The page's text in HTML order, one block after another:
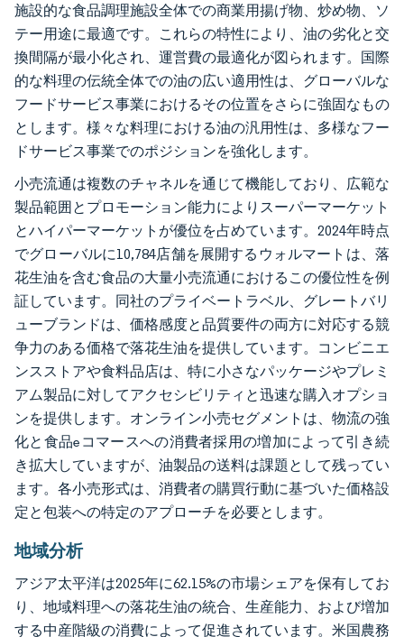
施設的な食品調理施設全体での商業用揚げ物、炒め物、ソ
テー用途に最適です。これらの特性により、油の劣化と交
換間隔が最小化され、運営費の最適化が図られます。国際
的な料理の伝統全体での油の広い適用性は、グローバルな
フードサービス事業におけるその位置をさらに強固なもの
とします。様々な料理における油の汎用性は、多様なフー
ドサービス事業でのポジションを強化します。
小売流通は複数のチャネルを通じて機能しており、広範な
製品範囲とプロモーション能力によりスーパーマーケット
とハイパーマーケットが優位を占めています。2024年時点
でグローバルに10,784店舗を展開するウォルマートは、落
花生油を含む食品の大量小売流通におけるこの優位性を例
証しています。同社のプライベートラベル、グレートバリ
ューブランドは、価格感度と品質要件の両方に対応する競
争力のある価格で落花生油を提供しています。コンビニエ
ンスストアや食料品店は、特に小さなパッケージやプレミ
アム製品に対してアクセシビリティと迅速な購入オプショ
ンを提供します。オンライン小売セグメントは、物流の強
化と食品eコマースへの消費者採用の増加によって引き続
き拡大していますが、油製品の送料は課題として残ってい
ます。各小売形式は、消費者の購買行動に基づいた価格設
定と包装への特定のアプローチを必要とします。
地域分析
アジア太平洋は2025年に62.15%の市場シェアを保有してお
り、地域料理への落花生油の統合、生産能力、および増加
する中産階級の消費によって促進されています。米国農務